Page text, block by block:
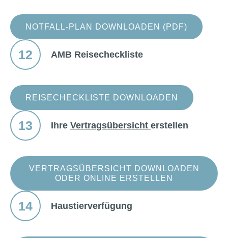
NOTFALL-PLAN DOWNLOADEN (PDF)
12 AMB Reisecheckliste
REISECHECKLISTE DOWNLOADEN
13 Ihre Vertragsübersicht erstellen
VERTRAGSÜBERSICHT DOWNLOADEN
ODER ONLINE ERSTELLEN
14 Haustierverfügung